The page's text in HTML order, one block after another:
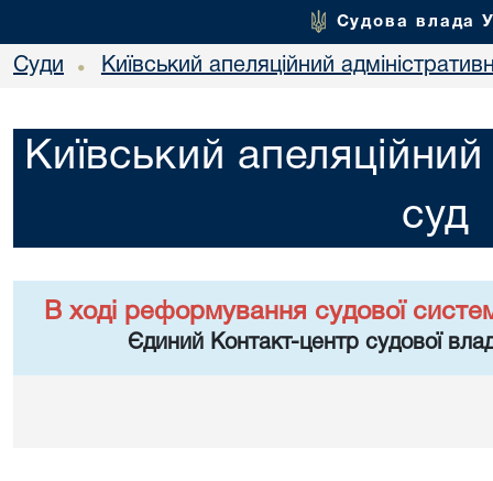
Судова влада
Суди • Київський апеляційний
Київський
суд
В ході реформування судової
Єдиний Контакт-центр судової